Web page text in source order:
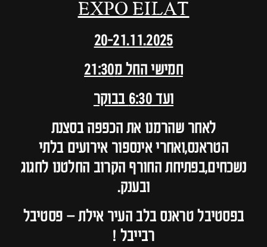
EXPO EILAT
20-21.11.2025
חמישי החל מ21:30
ועד 6:30 בבוקר
לאחר שהרמנו את הכפפה בסצנת
הטראנס,ואחרי אינספור אירועים בלתי
נשכחים,בפתיחת החורף הקרוב החלטנו לחגוג
ובענק.
בפסטיבל טראנס בלב העיר אילת – פסטיבל
רבייבל !